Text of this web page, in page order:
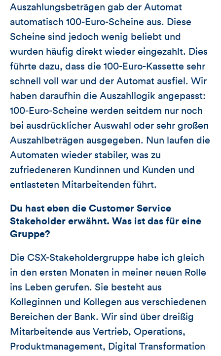
Auszahlungsbeträgen gab der Automat
automatisch 100-Euro-Scheine aus. Diese
Scheine sind jedoch wenig beliebt und
wurden häufig direkt wieder eingezahlt. Dies
führte dazu, dass die 100-Euro-Kassette sehr
schnell voll war und der Automat ausfiel. Wir
haben daraufhin die Auszahllogik angepasst:
100‑Euro‑Scheine werden seitdem nur noch
bei ausdrücklicher Auswahl oder sehr großen
Auszahlbeträgen ausgegeben. Nun laufen die
Automaten wieder stabiler, was zu
zufriedeneren Kundinnen und Kunden und
entlasteten Mitarbeitenden führt.
Du hast eben die Customer Service
Stakeholder erwähnt. Was ist das für eine
Gruppe?
Die CSX-Stakeholdergruppe habe ich gleich
in den ersten Monaten in meiner neuen Rolle
ins Leben gerufen. Sie besteht aus
Kolleginnen und Kollegen aus verschiedenen
Bereichen der Bank. Wir sind über dreißig
Mitarbeitende aus Vertrieb, Operations,
Produktmanagement, Digital Transformation